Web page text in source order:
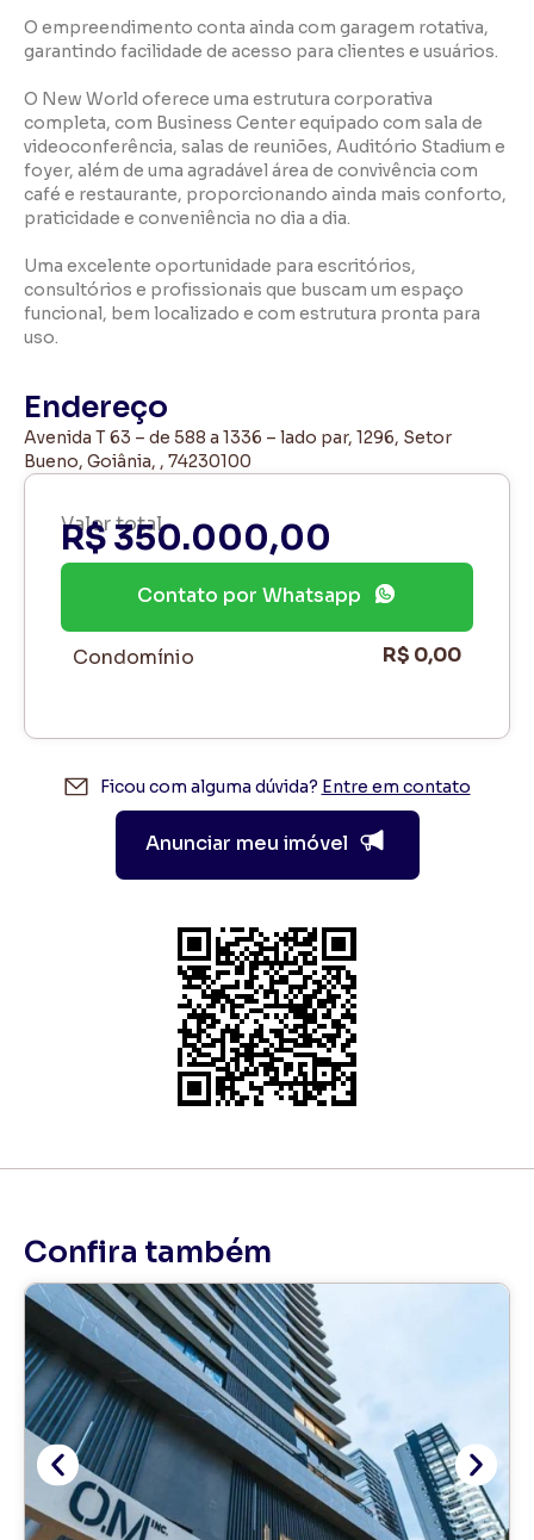
O empreendimento conta ainda com garagem rotativa,
garantindo facilidade de acesso para clientes e usuários.
O New World oferece uma estrutura corporativa
completa, com Business Center equipado com sala de
videoconferência, salas de reuniões, Auditório Stadium e
foyer, além de uma agradável área de convivência com
café e restaurante, proporcionando ainda mais conforto,
praticidade e conveniência no dia a dia.
Uma excelente oportunidade para escritórios,
consultórios e profissionais que buscam um espaço
funcional, bem localizado e com estrutura pronta para
uso.
Endereço
Avenida T 63 – de 588 a 1336 – lado par, 1296, Setor
Bueno, Goiânia, , 74230100
Valor total
R$ 350.000,00
Contato por Whatsapp
Condomínio R$ 0,00
Ficou com alguma dúvida? Entre em contato
Anunciar meu imóvel
Confira também